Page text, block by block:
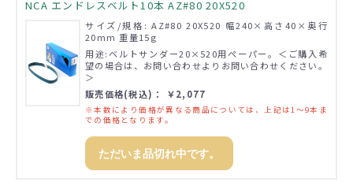
NCA エンドレスベルト10本 AZ#80 20X520
サイズ/規格: AZ#80 20X520 幅240×高さ40×奥行
20mm 重量15g
用途:ベルトサンダー20×520用ペーパー。＜ご購入希
望の場合は、お問い合わせよりお問い合わせください。
＞
販売価格(税込)： ￥2,077
※本数により価格が異なる商品については、上記は1～9本ま
での価格となります。
ただいま品切れ中です。